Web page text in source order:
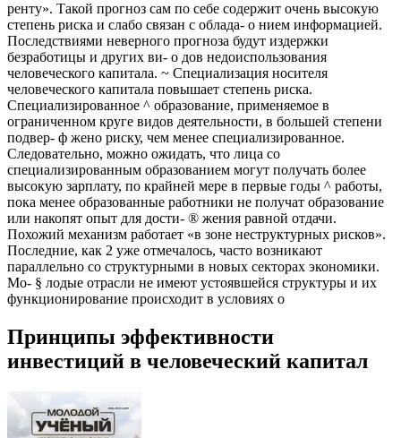
ренту». Такой прогноз сам по себе содержит очень высокую
степень риска и слабо связан с облада- о нием информацией.
Последствиями неверного прогноза будут издержки
безработицы и других ви- о дов недоиспользования
человеческого капитала. ~ Специализация носителя
человеческого капитала повышает степень риска.
Специализированное ^ образование, применяемое в
ограниченном круге видов деятельности, в большей степени
подвер- ф жено риску, чем менее специализированное.
Следовательно, можно ожидать, что лица со
специализированным образованием могут получать более
высокую зарплату, по крайней мере в первые годы ^ работы,
пока менее образованные работники не получат образование
или накопят опыт для дости- ® жения равной отдачи.
Похожий механизм работает «в зоне неструктурных рисков».
Последние, как 2 уже отмечалось, часто возникают
параллельно со структурными в новых секторах экономики.
Мо- § лодые отрасли не имеют устоявшейся структуры и их
функционирование происходит в условиях о
Принципы эффективности
инвестиций в человеческий капитал